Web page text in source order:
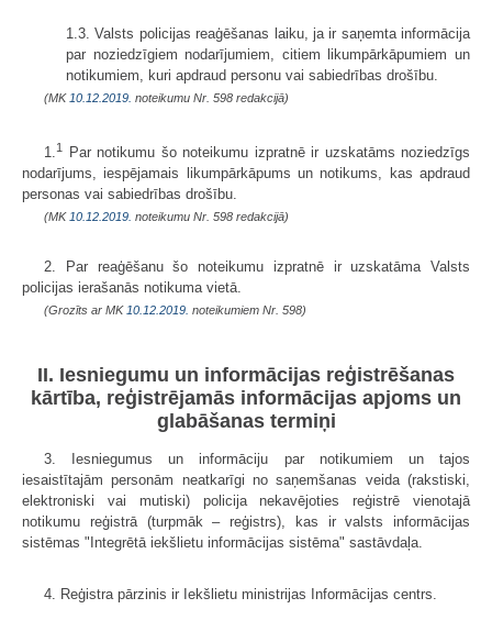
1.3. Valsts policijas reaģēšanas laiku, ja ir saņemta informācija
par noziedzīgiem nodarījumiem, citiem likumpārkāpumiem un
notikumiem, kuri apdraud personu vai sabiedrības drošību.
(MK 10.12.2019. noteikumu Nr. 598 redakcijā)
1.1
Par notikumu šo noteikumu izpratnē ir uzskatāms noziedzīgs
nodarījums, iespējamais likumpārkāpums un notikums, kas apdraud
personas vai sabiedrības drošību.
(MK 10.12.2019. noteikumu Nr. 598 redakcijā)
2. Par reaģēšanu šo noteikumu izpratnē ir uzskatāma Valsts
policijas ierašanās notikuma vietā.
(Grozīts ar MK 10.12.2019. noteikumiem Nr. 598)
II. Iesniegumu un informācijas reģistrēšanas
kārtība, reģistrējamās informācijas apjoms un
glabāšanas termiņi
3. Iesniegumus un informāciju par notikumiem un tajos
iesaistītajām personām neatkarīgi no saņemšanas veida (rakstiski,
elektroniski vai mutiski) policija nekavējoties reģistrē vienotajā
notikumu reģistrā (turpmāk – reģistrs), kas ir valsts informācijas
sistēmas "Integrētā iekšlietu informācijas sistēma" sastāvdaļa.
4. Reģistra pārzinis ir Iekšlietu ministrijas Informācijas centrs.